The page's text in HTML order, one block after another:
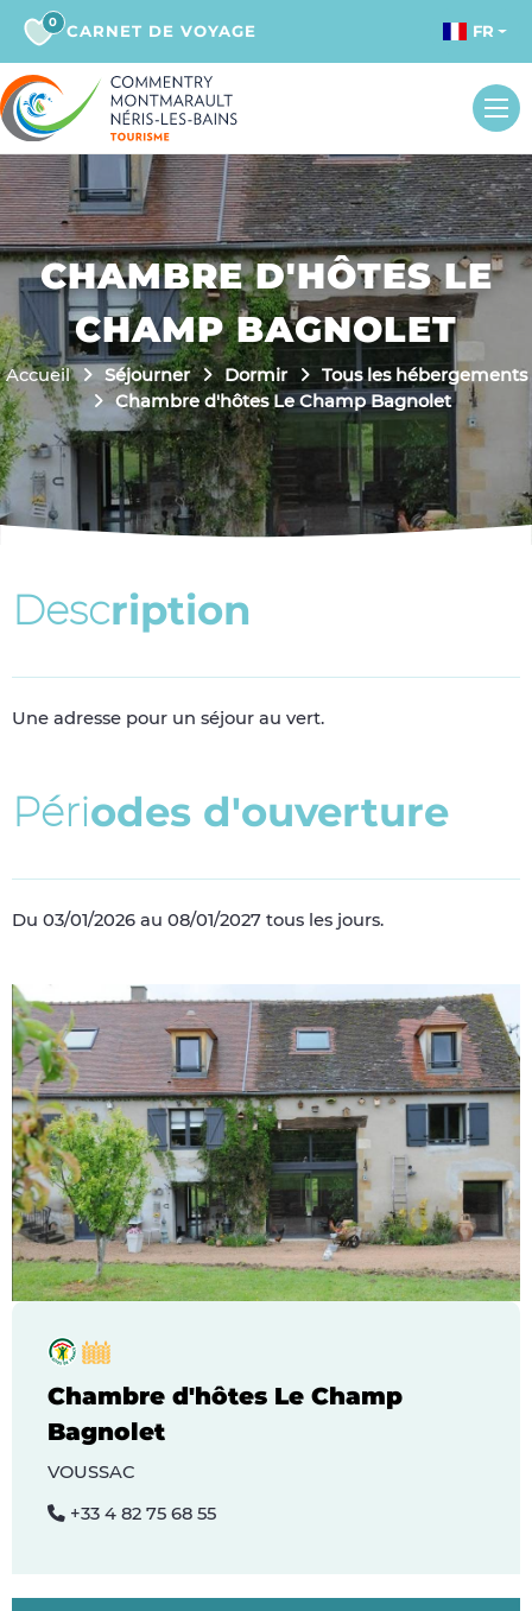
0 CARNET DE VOYAGE FR
CHAMBRE D'HÔTES LE
CHAMP BAGNOLET
Accueil Séjourner Dormir
Tous les hébergements
Chambre d'hôtes Le Champ Bagnolet
Description
Une adresse pour un séjour au vert.
Périodes d'ouverture
Du 03/01/2026 au 08/01/2027 tous les jours.
Chambre d'hôtes Le Champ
Bagnolet
VOUSSAC
+33 4 82 75 68 55